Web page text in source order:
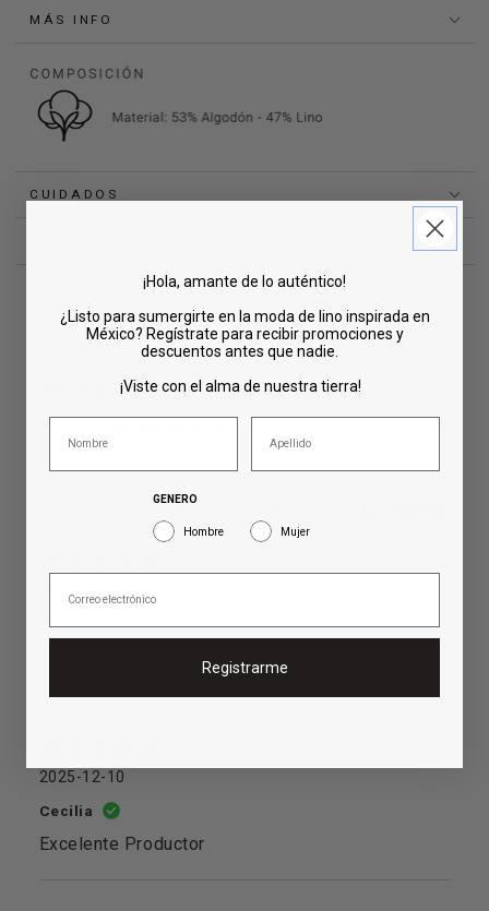
MÁS INFO
CUIDADOS
RESEÑAS
Reviews por Whatsapp by
2024-12-09
Antonio
Muy buen producto, lo recomiendo ampliamente
2025-12-10
Cecilia
Excelente Productor
¡Hola, amante de lo auténtico!
¿Listo para sumergirte en la moda de lino inspirada en
México? Regístrate para recibir promociones y
descuentos antes que nadie.
¡Viste con el alma de nuestra tierra!
GENERO
Hombre Mujer
Registrarme